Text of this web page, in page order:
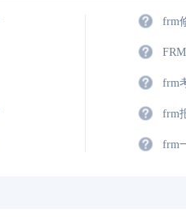
frm
frm
frm
frm